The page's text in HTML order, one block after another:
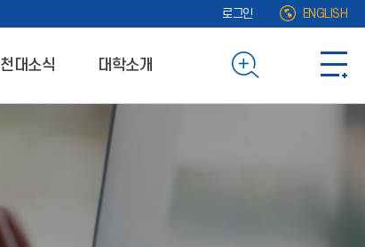
로그인 ENGLISH
대소식 대학소개